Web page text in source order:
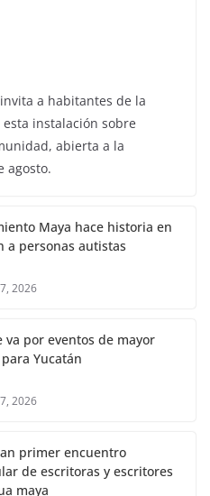
a habitantes de la
instalación sobre
abierta a la
agosto.
Maya hace historia en
a personas autistas
2026
va por eventos de mayor
Yucatán
2026
primer encuentro
de escritoras y escritores
maya